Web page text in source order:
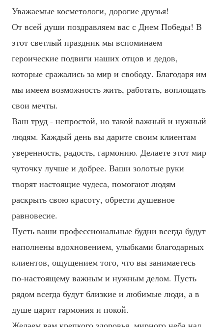
Уважаемые косметологи, дорогие друзья!
От всей души поздравляем вас с Днем Победы! В
этот светлый праздник мы вспоминаем
героические подвиги наших отцов и дедов,
которые сражались за мир и свободу. Благодаря им
мы имеем возможность жить, работать, воплощать
свои мечты.
Ваш труд - непростой, но такой важный и нужный
людям. Каждый день вы дарите своим клиентам
уверенность, радость, гармонию. Делаете этот мир
чуточку лучше и добрее. Ваши золотые руки
творят настоящие чудеса, помогают людям
раскрыть свою красоту, обрести душевное
равновесие.
Пусть ваши профессиональные будни всегда будут
наполнены вдохновением, улыбками благодарных
клиентов, ощущением того, что вы занимаетесь
по-настоящему важным и нужным делом. Пусть
рядом всегда будут близкие и любимые люди, а в
душе царит гармония и покой.